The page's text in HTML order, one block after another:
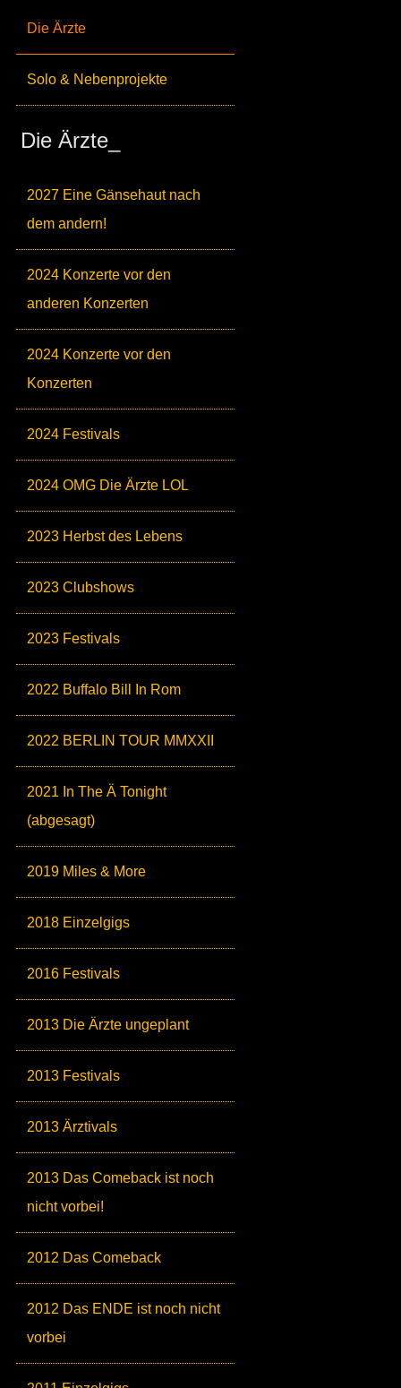
Die Ärzte
Solo & Nebenprojekte
Die Ärzte_
2027 Eine Gänsehaut nach
dem andern!
2024 Konzerte vor den
anderen Konzerten
2024 Konzerte vor den
Konzerten
2024 Festivals
2024 OMG Die Ärzte LOL
2023 Herbst des Lebens
2023 Clubshows
2023 Festivals
2022 Buffalo Bill In Rom
2022 BERLIN TOUR MMXXII
2021 In The Ä Tonight
(abgesagt)
2019 Miles & More
2018 Einzelgigs
2016 Festivals
2013 Die Ärzte ungeplant
2013 Festivals
2013 Ärztivals
2013 Das Comeback ist noch
nicht vorbei!
2012 Das Comeback
2012 Das ENDE ist noch nicht
vorbei